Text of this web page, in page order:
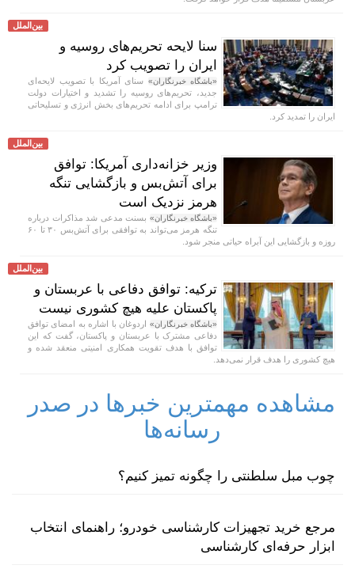
بین‌الملل
سنا لایحه تحریم‌های روسیه و
ایران را تصویب کرد
«باشگاه خبرنگاران» سنای آمریکا با تصویب لایحه‌ای
جدید، تحریم‌های روسیه را تشدید و اختیارات دولت
ترامپ برای ادامه تحریم‌های بخش انرژی و تسلیحاتی
ایران را تمدید کرد.
بین‌الملل
وزیر خزانه‌داری آمریکا: توافق
برای آتش‌بس و بازگشایی تنگه
هرمز نزدیک است
«باشگاه خبرنگاران» بسنت مدعی شد مذاکرات درباره
تنگه هرمز می‌تواند به توافقی برای آتش‌بس ۳۰ تا ۶۰
روزه و بازگشایی این آبراه حیاتی منجر شود.
بین‌الملل
ترکیه: توافق دفاعی با عربستان و
پاکستان علیه هیچ کشوری نیست
«باشگاه خبرنگاران» اردوغان با اشاره به امضای توافق
دفاعی مشترک با عربستان و پاکستان، گفت که این
توافق با هدف تقویت همکاری امنیتی منعقد شده و
هیچ کشوری را هدف قرار نمی‌دهد.
مشاهده مهمترین خبرها در صدر
رسانه‌ها
چوب مبل سلطنتی را چگونه تمیز کنیم؟
مرجع خرید تجهیزات کارشناسی خودرو؛ راهنمای انتخاب
ابزار حرفه‌ای کارشناسی